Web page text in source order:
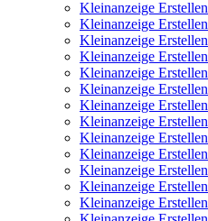
Kleinanzeige Erstellen
Kleinanzeige Erstellen
Kleinanzeige Erstellen
Kleinanzeige Erstellen
Kleinanzeige Erstellen
Kleinanzeige Erstellen
Kleinanzeige Erstellen
Kleinanzeige Erstellen
Kleinanzeige Erstellen
Kleinanzeige Erstellen
Kleinanzeige Erstellen
Kleinanzeige Erstellen
Kleinanzeige Erstellen